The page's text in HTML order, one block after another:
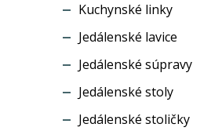
Kuchynské linky
Jedálenské lavice
Jedálenské súpravy
Jedálenské stoly
Jedálenské stoličky